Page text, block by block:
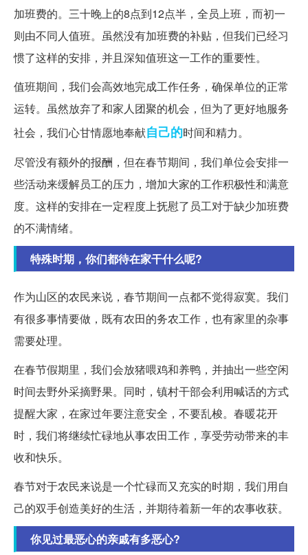
加班费的。三十晚上的8点到12点半，全员上班，而初一
则由不同人值班。虽然没有加班费的补贴，但我们已经习
惯了这样的安排，并且深知值班这一工作的重要性。
值班期间，我们会高效地完成工作任务，确保单位的正常
运转。虽然放弃了和家人团聚的机会，但为了更好地服务
社会，我们心甘情愿地奉献自己的时间和精力。
尽管没有额外的报酬，但在春节期间，我们单位会安排一
些活动来缓解员工的压力，增加大家的工作积极性和满意
度。这样的安排在一定程度上抚慰了员工对于缺少加班费
的不满情绪。
特殊时期，你们都待在家干什么呢?
作为山区的农民来说，春节期间一点都不觉得寂寞。我们
有很多事情要做，既有农田的务农工作，也有家里的杂事
需要处理。
在春节假期里，我们会放猪喂鸡和养鸭，并抽出一些空闲
时间去野外采摘野果。同时，镇村干部会利用喊话的方式
提醒大家，在家过年要注意安全，不要乱梭。春暖花开
时，我们将继续忙碌地从事农田工作，享受劳动带来的丰
收和快乐。
春节对于农民来说是一个忙碌而又充实的时期，我们用自
己的双手创造美好的生活，并期待着新一年的农事收获。
你见过最恶心的亲戚有多恶心?